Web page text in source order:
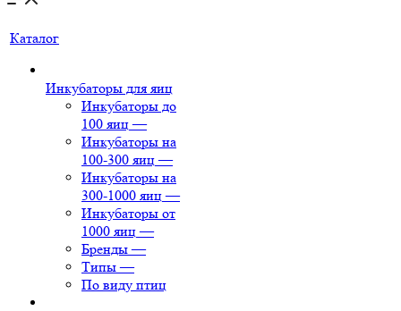
Каталог
Инкубаторы для яиц
Инкубаторы до
100 яиц —
Инкубаторы на
100-300 яиц —
Инкубаторы на
300-1000 яиц —
Инкубаторы от
1000 яиц —
Бренды —
Типы —
По виду птиц